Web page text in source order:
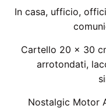
In casa, ufficio,
Cartello 20 x 30
arrotondati,
Nostalgic Motor